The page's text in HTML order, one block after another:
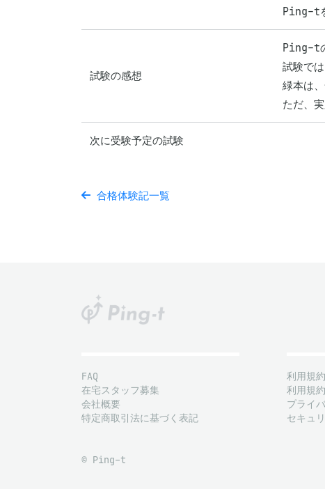
Ping-tを
試験の感想
Ping-tの
試験で
緑本は
ただ、
次に受験予定の試験
合格体験記一覧
FAQ
在宅スタッフ募集
会社概要
特定商取引法に基づく表記
利用規
利用規
プライ
セキュ
© Ping-t